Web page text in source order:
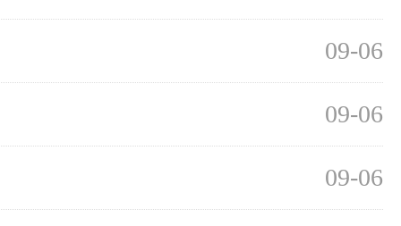
09-06
09-06
09-06